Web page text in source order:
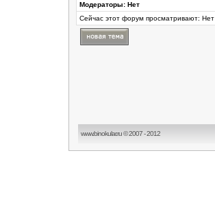
Модераторы: Нет
Сейчас этот форум просматривают: Нет
www.binokular.ru © 2007 - 2012